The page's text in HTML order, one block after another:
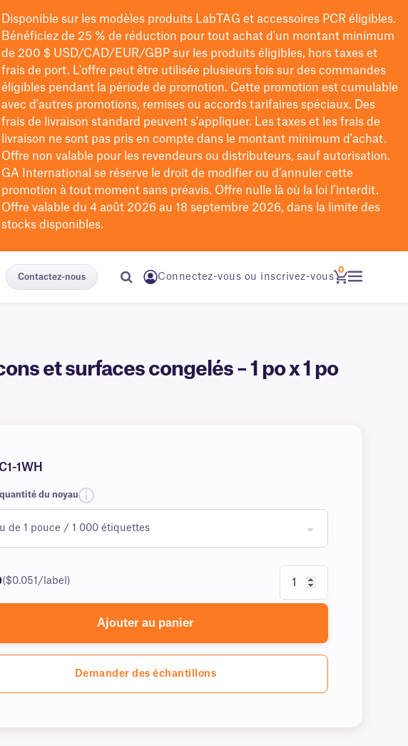
Disponible sur les modèles produits LabTAG et accessoires PCR éligibles.
Bénéficiez de 25 % de réduction pour tout achat d'un montant minimum
de 200 $USD/CAD/EUR/GBPsur les produits éligibles, hors taxes et
frais de port. L'offre peut être utilisée plusieurs fois sur des commandes
éligibles pendant la période de promotion. Cette promotion est cumulable
avec d'autres promotions, remises ou accords tarifaires spéciaux. Des
frais de livraison standard peuvent s'appliquer. Les taxes et les frais de
livraison ne sont pas pris en compte dans le montant minimum d'achat.
Offre non valable pour les revendeurs ou distributeurs, sauf autorisation.
GA International se réserve le droit de modifierou d’annuler cette
promotion à tout moment sans préavis. Offre nulle là où la loi l’interdit.
Offre valable du 4 août 2026 au 18 septembre 2026, dans la limite des
stocks disponibles.
Contactez-nous Connectez-vous ou inscrivez-vous
0
et surfaces congelés – 1 po x 1 po
1WH
du noyau
($0.051/label)
Ajouter au panier
Demander des échantillons